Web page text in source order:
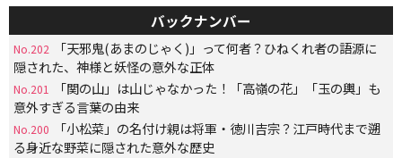
バックナンバー
No.202
「天邪鬼(あまのじゃく)」って何者？ひねくれ者の語源に
隠された、神様と妖怪の意外な正体
No.201
「関の山」は山じゃなかった！「高嶺の花」「玉の輿」も
意外すぎる言葉の由来
No.200
「小松菜」の名付け親は将軍・徳川吉宗？江戸時代まで遡
る身近な野菜に隠された意外な歴史